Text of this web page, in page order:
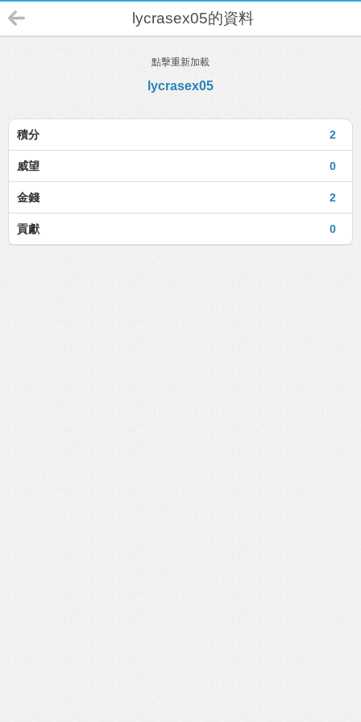
lycrasex05的資料
點擊重新加載
lycrasex05
2
積分
0
威望
2
金錢
0
貢獻